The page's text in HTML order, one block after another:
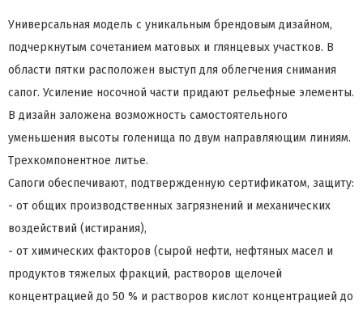
Универсальная модель с уникальным брендовым дизайном,
подчеркнутым сочетанием матовых и глянцевых участков. В
области пятки расположен выступ для облегчения снимания
сапог. Усиление носочной части придают рельефные элементы.
В дизайн заложена возможность самостоятельного
уменьшения высоты голенища по двум направляющим линиям.
Трехкомпонентное литье.
Сапоги обеспечивают, подтвержденную сертификатом, защиту:
- от общих производственных загрязнений и механических
воздействий (истирания),
- от химических факторов (сырой нефти, нефтяных масел и
продуктов тяжелых фракций, растворов щелочей
концентрацией до 50 % и растворов кислот концентрацией до